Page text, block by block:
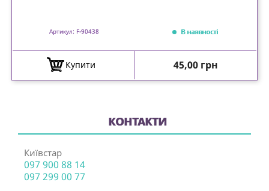
Артикул: F-90438 В наявності
Купити Ціна
45,00 грн
КОНТАКТИ
Київстар
097 900 88 14
097 299 00 77